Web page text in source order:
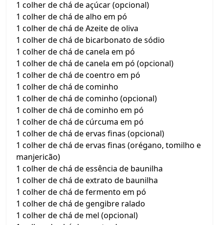
1 colher de chá de açúcar (opcional)
1 colher de chá de alho em pó
1 colher de chá de Azeite de oliva
1 colher de chá de bicarbonato de sódio
1 colher de chá de canela em pó
1 colher de chá de canela em pó (opcional)
1 colher de chá de coentro em pó
1 colher de chá de cominho
1 colher de chá de cominho (opcional)
1 colher de chá de cominho em pó
1 colher de chá de cúrcuma em pó
1 colher de chá de ervas finas (opcional)
1 colher de chá de ervas finas (orégano, tomilho e
manjericão)
1 colher de chá de essência de baunilha
1 colher de chá de extrato de baunilha
1 colher de chá de fermento em pó
1 colher de chá de gengibre ralado
1 colher de chá de mel (opcional)